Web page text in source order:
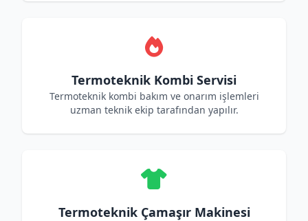
Termoteknik Kombi Servisi
Termoteknik kombi bakım ve onarım işlemleri
uzman teknik ekip tarafından yapılır.
Termoteknik Çamaşır Makinesi